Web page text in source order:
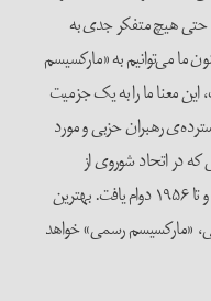
کژآیین[۱۷]. آیا حتی هیچ متفکر جدی به
به «مارکسیسم
ما را به یک جزمیت
حزبی و مورد
اتحاد شوروی از
سال‌های دهه‌ی سوم قرن بیستم ایجاد شد و تا ۱۹۵۶ دوام یافت. بهترین
رسمی» خواهد